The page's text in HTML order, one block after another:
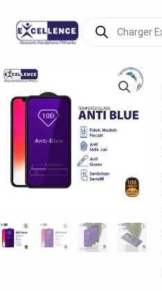
search